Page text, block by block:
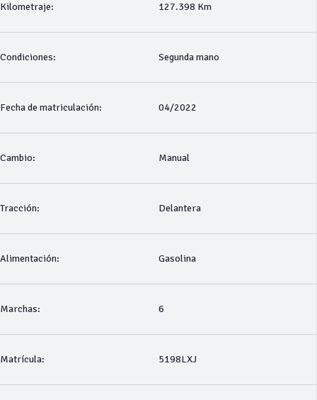
Kilometraje: 127.398 Km
Condiciones: Segunda mano
Fecha de matriculación: 04/2022
Cambio: Manual
Tracción: Delantera
Alimentación: Gasolina
Marchas: 6
Matrícula: 5198LXJ